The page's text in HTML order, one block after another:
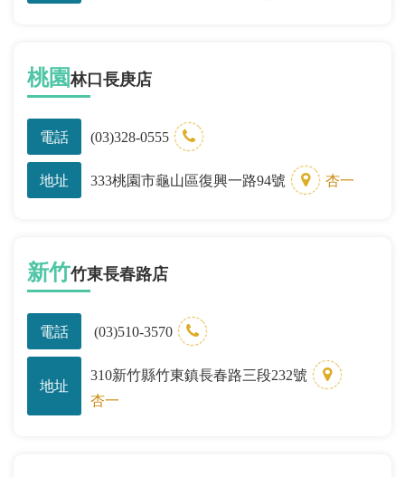
桃園林口長庚店
電話 (03)328-0555
地址 333桃園市龜山區復興一路94號 杏一
新竹竹東長春路店
電話 (03)510-3570
地址
310新竹縣竹東鎮長春路三段232號
杏一